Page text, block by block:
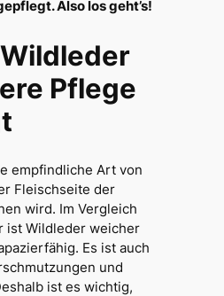
Also los geht’s!
Pflege
empfindliche Art von
Fleischseite der
wird. Im Vergleich
ist Wildleder weicher
Es ist auch
und
ist es wichtig,